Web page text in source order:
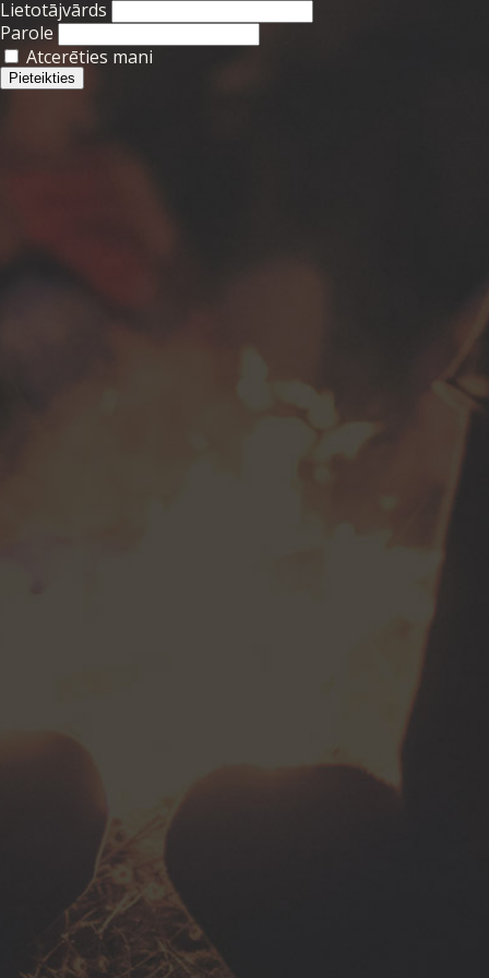
Lietotājvārds
Parole
Atcerēties mani